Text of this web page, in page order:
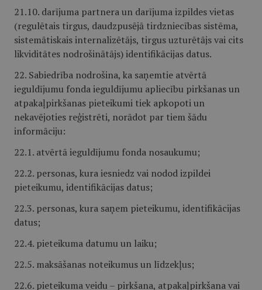
21.10. darījuma partnera un darījuma izpildes vietas
(regulētais tirgus, daudzpusējā tirdzniecības sistēma,
sistemātiskais internalizētājs, tirgus uzturētājs vai cits
likviditātes nodrošinātājs) identifikācijas datus.
22. Sabiedrība nodrošina, ka saņemtie atvērtā
ieguldījumu fonda ieguldījumu apliecību pirkšanas un
atpakaļpirkšanas pieteikumi tiek apkopoti un
nekavējoties reģistrēti, norādot par tiem šādu
informāciju:
22.1. atvērtā ieguldījumu fonda nosaukumu;
22.2. personas, kura iesniedz vai nodod izpildei
pieteikumu, identifikācijas datus;
22.3. personas, kura saņem pieteikumu, identifikācijas
datus;
22.4. pieteikuma datumu un laiku;
22.5. maksāšanas noteikumus un līdzekļus;
22.6. pieteikuma veidu – pirkšana, atpakaļpirkšana vai